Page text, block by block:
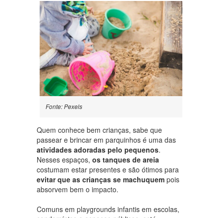
Fonte: Pexels
Quem conhece bem crianças, sabe que
passear e brincar em parquinhos é uma das
atividades adoradas pelo pequenos.
Nesses espaços, os tanques de areia
costumam estar presentes e são ótimos para
evitar que as crianças se machuquem pois
absorvem bem o impacto.
Comuns em playgrounds infantis em escolas,